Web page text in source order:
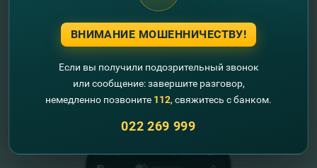
"FinComBank" S.A. является членом
Схемы гарантирования депозитов
Республики Молдова
FinComPay Mobile
ВНИМАНИЕ МОШЕННИЧЕСТВУ!
Если вы получили подозрительный звонок
или сообщение: завершите разговор,
немедленно позвоните 112, свяжитесь с банком.
022 269 999